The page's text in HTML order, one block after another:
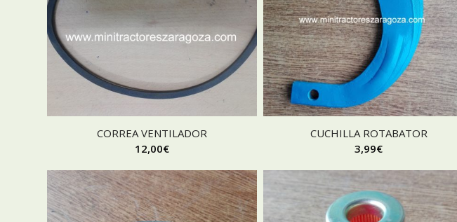
CORREA VENTILADOR
12,00€
CUCHILLA ROTABATOR
3,99€